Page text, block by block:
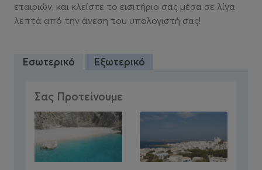
εταιριών, και κλείστε το εισιτήριο σας μέσα σε λίγα
λεπτά από την άνεση του υπολογιστή σας!
Εσωτερικό Εξωτερικό
Σας Προτείνουμε